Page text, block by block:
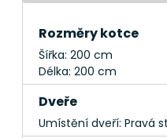
Rozměry kotce
Šířka: 200 cm
Délka: 200 cm
Dveře
Umístění dveří: Pravá